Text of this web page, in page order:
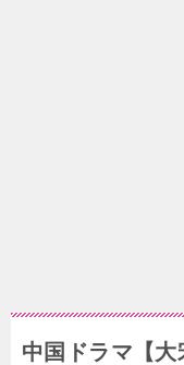
中国ドラマ【